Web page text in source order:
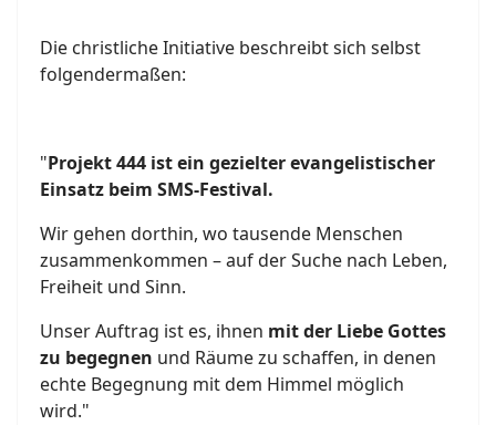
Die christliche Initiative beschreibt sich selbst
folgendermaßen:
"Projekt 444 ist ein gezielter evangelistischer
Einsatz beim SMS-Festival.
Wir gehen dorthin, wo tausende Menschen
zusammenkommen – auf der Suche nach Leben,
Freiheit und Sinn.
Unser Auftrag ist es, ihnen mit der Liebe Gottes
zu begegnen und Räume zu schaffen, in denen
echte Begegnung mit dem Himmel möglich
wird."